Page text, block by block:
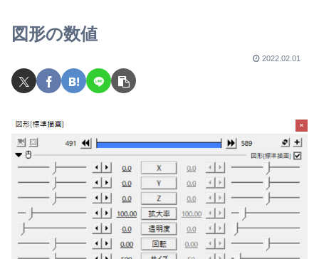
図形の数値
2022.02.01